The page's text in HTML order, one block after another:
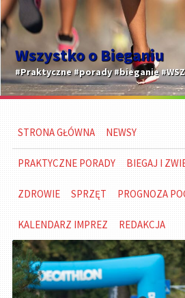
Wszystko o Bieganiu
#Praktyczne #porady #bieganie
STRONA GŁÓWNA NEWSY
PRAKTYCZNE PORADY BIEGAJ I
ZDROWIE SPRZĘT PROGNOZA
KALENDARZ IMPREZ REDAKCJA